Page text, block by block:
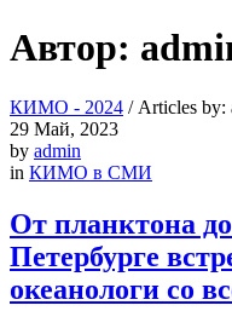
Автор:
КИМО - 2024 / Articles by:
29 Май, 2023
by admin
in КИМО в СМИ
От планктона
Петербурге
океанологи со